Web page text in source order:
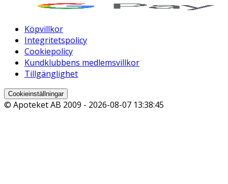
Köpvillkor
Integritetspolicy
Cookiepolicy
Kundklubbens medlemsvillkor
Tillgänglighet
Cookieinställningar
© Apoteket AB 2009 - 2026-08-07 13:38:45